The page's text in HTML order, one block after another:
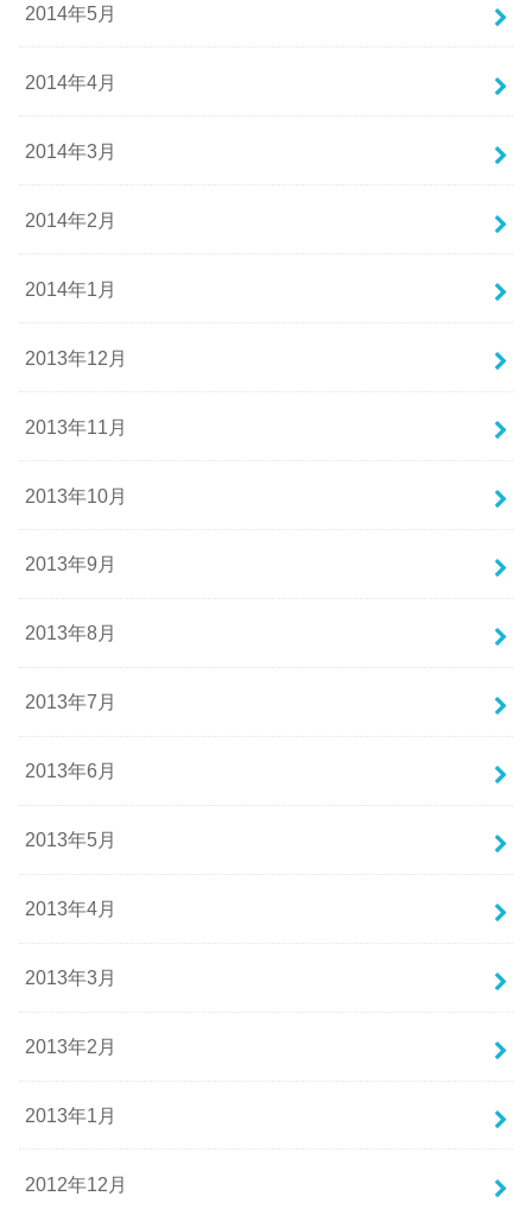
2014年5月
2014年4月
2014年3月
2014年2月
2014年1月
2013年12月
2013年11月
2013年10月
2013年9月
2013年8月
2013年7月
2013年6月
2013年5月
2013年4月
2013年3月
2013年2月
2013年1月
2012年12月